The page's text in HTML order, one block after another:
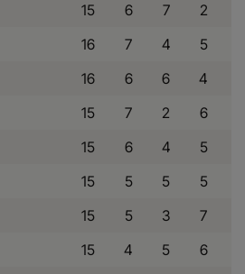
15 6 7 2
16 7 4 5
16 6 6
4
15 7 2 6
15 6 4 5
15 5 5
5
15 5 3
7
15 4 5 6